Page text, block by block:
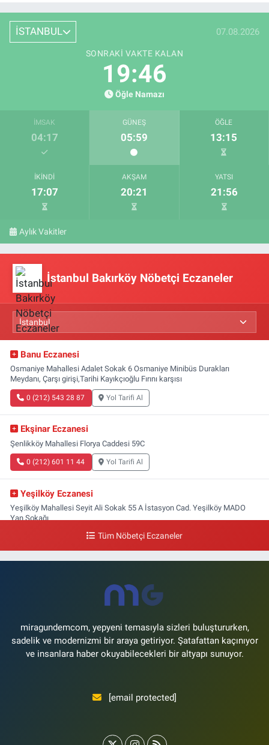
İSTANBUL 07.08.2026
SONRAKI VAKTE KALAN
19:46
Öğle Namazı
İMSAK
04:17
GÜNEŞ
05:59
ÖĞLE
13:15
İKINDI
17:07
AKŞAM
20:21
YATSI
21:56
Aylık Vakitler
İstanbul Bakırköy Nöbetçi Eczaneler
Banu Eczanesi
Osmaniye Mahallesi Adalet Sokak 6 Osmaniye Minibüs Durakları
Meydanı, Çarşı girişi,Tarihi Kayıkçıoğlu Fırını karşısı
0 (212) 543 28 87 Yol Tarifi Al
Ekşinar Eczanesi
Şenlikköy Mahallesi Florya Caddesi 59C
0 (212) 601 11 44 Yol Tarifi Al
Yeşilköy Eczanesi
Yeşilköy Mahallesi Seyit Ali Sokak 55 A İstasyon Cad. Yeşilköy MADO
Yan Sokağı
Yol Tarifi Al
Ataköy 3-4-11. Kısım Mahallesi Dr. Remzi Kazancıgil Caddesi Ataköy
4.Kısım Çarşısı No:12 Ataköy 4.Kısım Çarşısı
Tüm Nöbetçi Eczaneler
miragundemcom, yepyeni temasıyla sizleri buluştururken,
sadelik ve modernizmi bir araya getiriyor. Şatafattan kaçınıyor
ve insanlara haber okuyabilecekleri bir altyapı sunuyor.
[email protected]